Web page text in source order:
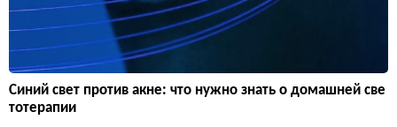
Синий свет против акне: что нужно знать о домашней све
тотерапии